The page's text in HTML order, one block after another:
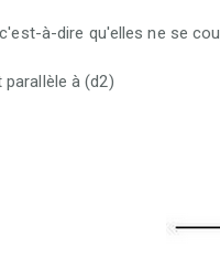
à-dire qu'elles ne se
à (d2)